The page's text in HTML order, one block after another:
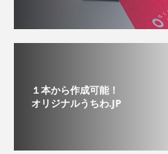
１本から作成可能！
オリジナルうちわ.JP